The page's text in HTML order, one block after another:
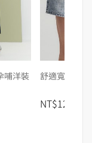
哺洋裝
舒適寬鬆牛
NT$1280